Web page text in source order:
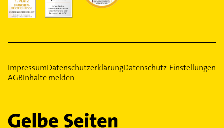
ImpressumDatenschutzerklärungDatenschutz-Einstellungen
AGBInhalte melden